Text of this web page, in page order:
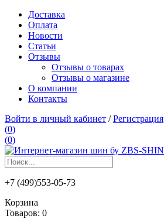
Доставка
Оплата
Новости
Статьи
Отзывы
Отзывы о товарах
Отзывы о магазине
О компании
Контакты
Войти в личный кабинет /Регистрация
(0)
(0)
+7 (499)553-05-73
Корзина
Товаров: 0